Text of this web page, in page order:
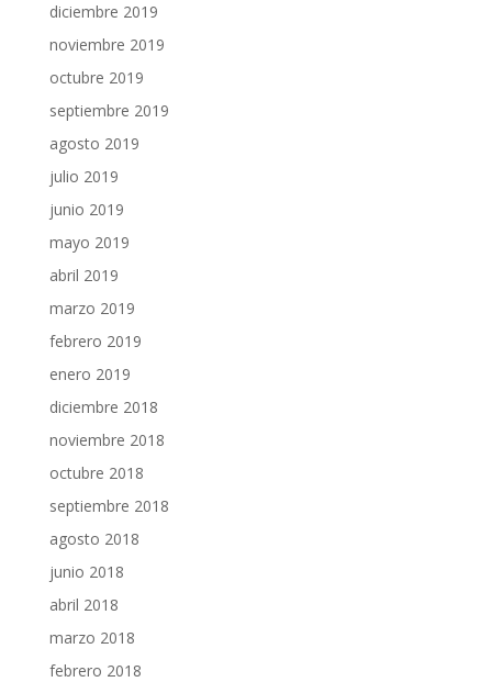
diciembre 2019
noviembre 2019
octubre 2019
septiembre 2019
agosto 2019
julio 2019
junio 2019
mayo 2019
abril 2019
marzo 2019
febrero 2019
enero 2019
diciembre 2018
noviembre 2018
octubre 2018
septiembre 2018
agosto 2018
junio 2018
abril 2018
marzo 2018
febrero 2018